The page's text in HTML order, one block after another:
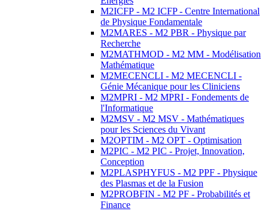
M2ICFP - M2 ICFP - Centre International
de Physique Fondamentale
M2MARES - M2 PBR - Physique par
Recherche
M2MATHMOD - M2 MM - Modélisation
Mathématique
M2MECENCLI - M2 MECENCLI -
Génie Mécanique pour les Cliniciens
M2MPRI - M2 MPRI - Fondements de
l'Informatique
M2MSV - M2 MSV - Mathématiques
pour les Sciences du Vivant
M2OPTIM - M2 OPT - Optimisation
M2PIC - M2 PIC - Projet, Innovation,
Conception
M2PLASPHYFUS - M2 PPF - Physique
des Plasmas et de la Fusion
M2PROBFIN - M2 PF - Probabilités et
Finance